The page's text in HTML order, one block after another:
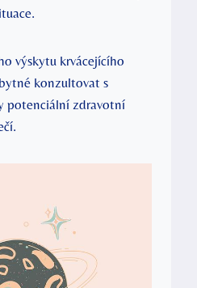
výskytu krvácejícího
konzultovat s
potenciální zdravotní